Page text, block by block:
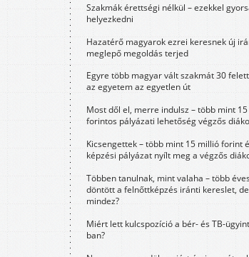
Szakmák érettségi nélkül – ezekkel
helyezkedni
Hazatérő magyarok ezrei keresnek új
meglepő megoldás terjed
Egyre több magyar vált szakmát 30
az egyetem az egyetlen út
Most dől el, merre indulsz – több mint
forintos pályázati lehetőség végzős
Kicsengettek – több mint 15 millió forint
képzési pályázat nyílt meg a végzős
Többen tanulnak, mint valaha – több
döntött a felnőttképzés iránti kereslet,
mindez?
Miért lett kulcspozíció a bér- és TB-
ban?